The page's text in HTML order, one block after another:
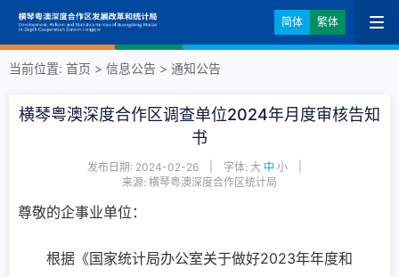
简体 繁体
当前位置: 首页 > 信息公告 > 通知公告
横琴粤澳深度合作区调查单位2024年月度审核告知
书
发布日期: 2024-02-26 字体: 大 中 小
来源: 横琴粤澳深度合作区统计局
尊敬的企事业单位：
根据《国家统计局办公室关于做好2023年年度和